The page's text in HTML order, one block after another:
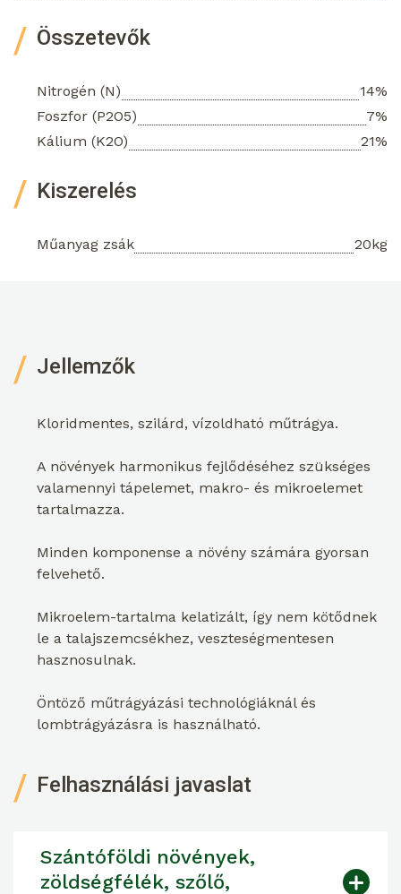
Összetevők
Nitrogén (N)
14%
Foszfor (P2O5)
7%
Kálium (K2O)
21%
Kiszerelés
Műanyag zsák 20kg
Jellemzők
Kloridmentes, szilárd, vízoldható műtrágya.
A növények harmonikus fejlődéséhez szükséges
valamennyi tápelemet, makro- és mikroelemet
tartalmazza.
Minden komponense a növény számára gyorsan
felvehető.
Mikroelem-tartalma kelatizált, így nem kötődnek
le a talajszemcsékhez, veszteségmentesen
hasznosulnak.
Öntöző műtrágyázási technológiáknál és
lombtrágyázásra is használható.
Felhasználási javaslat
Szántóföldi növények,
zöldségfélék, szőlő,